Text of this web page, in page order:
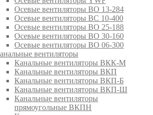
Осевые вентиляторы ВО 13-284
Осевые вентиляторы ВС 10-400
Осевые вентиляторы ВО 25-188
Осевые вентиляторы ВО 30-160
Осевые вентиляторы ВО 06-300
вентиляторы
Канальные вентиляторы ВКК-М
Канальные вентиляторы ВКП
Канальные вентиляторы ВКП-Б
Канальные вентиляторы ВКП-Ш
Канальные вентиляторы
прямоугольные ВКПН